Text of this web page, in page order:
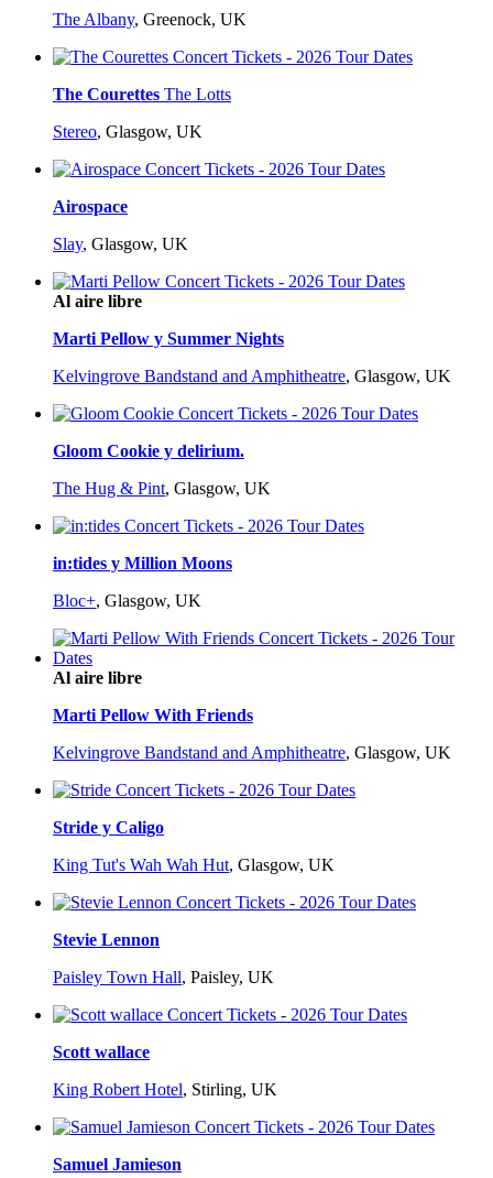
The Albany, Greenock, UK
The Courettes The Lotts
Stereo, Glasgow, UK
Airospace
Slay, Glasgow, UK
Al aire libre
Marti Pellow y Summer Nights
Kelvingrove Bandstand and Amphitheatre, Glasgow, UK
Gloom Cookie y delirium.
The Hug & Pint, Glasgow, UK
in:tides y Million Moons
Bloc+, Glasgow, UK
Al aire libre
Marti Pellow With Friends
Kelvingrove Bandstand and Amphitheatre, Glasgow, UK
Stride y Caligo
King Tut's Wah Wah Hut, Glasgow, UK
Stevie Lennon
Paisley Town Hall, Paisley, UK
Scott wallace
King Robert Hotel, Stirling, UK
Samuel Jamieson